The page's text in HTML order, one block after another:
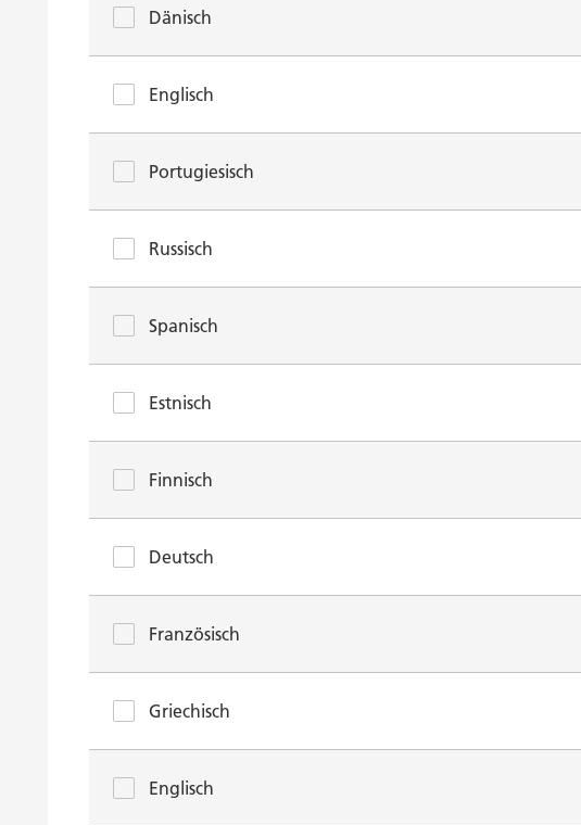
Dänisch
Englisch
Portugiesisch
Russisch
Spanisch
Estnisch
Finnisch
Deutsch
Französisch
Griechisch
Englisch